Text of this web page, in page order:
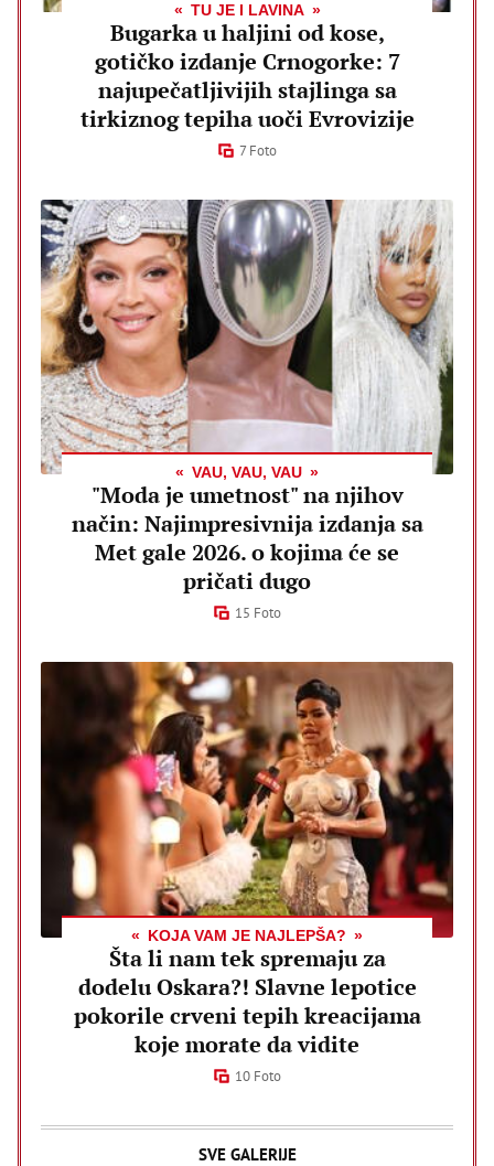
TU JE I LAVINA
Bugarka u haljini od kose,
gotičko izdanje Crnogorke: 7
najupečatljivijih stajlinga sa
tirkiznog tepiha uoči Evrovizije
7 Foto
VAU, VAU, VAU
"Moda je umetnost" na njihov
način: Najimpresivnija izdanja sa
Met gale 2026. o kojima će se
pričati dugo
15 Foto
KOJA VAM JE NAJLEPŠA?
Šta li nam tek spremaju za
dodelu Oskara?! Slavne lepotice
pokorile crveni tepih kreacijama
koje morate da vidite
10 Foto
SVE GALERIJE